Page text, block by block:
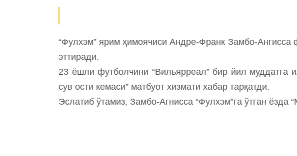
“Фулхэм” ярим ҳимоячиси Андре-Франк Замбо-
эттиради.
23 ёшли футболчини “Вильярреал” бир йил муддатга
сув ости кемаси” матбуот хизмати хабар тарқатди.
Эслатиб ўтамиз, Замбо-Агнисса “Фулхэм”га ўтган ёзда